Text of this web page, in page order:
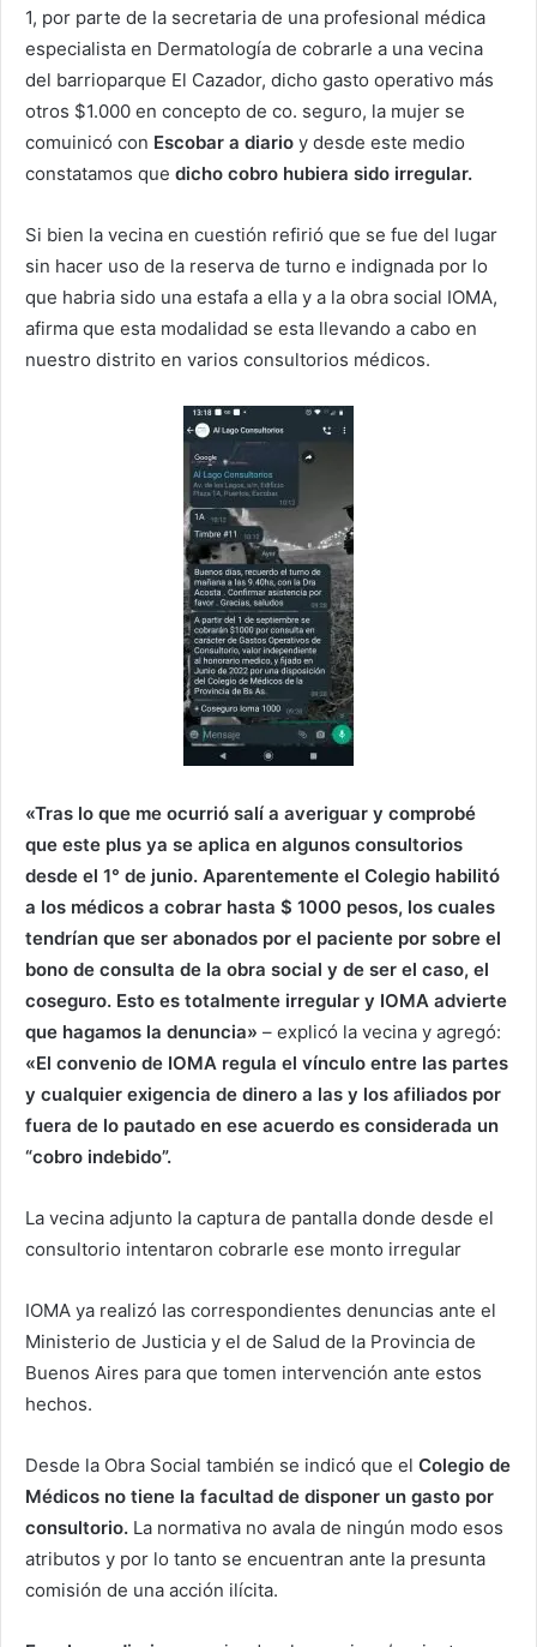
1, por parte de la secretaria de una profesional médica
especialista en Dermatología de cobrarle a una vecina
del barrioparque El Cazador, dicho gasto operativo más
otros $1.000 en concepto de co. seguro, la mujer se
comuinicó con Escobar a diario y desde este medio
constatamos que dicho cobro hubiera sido irregular.
Si bien la vecina en cuestión refirió que se fue del lugar
sin hacer uso de la reserva de turno e indignada por lo
que habria sido una estafa a ella y a la obra social IOMA,
afirma que esta modalidad se esta llevando a cabo en
nuestro distrito en varios consultorios médicos.
«Tras lo que me ocurrió salí a averiguar y comprobé
que este plus ya se aplica en algunos consultorios
desde el 1° de junio. Aparentemente el Colegio habilitó
a los médicos a cobrar hasta $ 1000 pesos, los cuales
tendrían que ser abonados por el paciente por sobre el
bono de consulta de la obra social y de ser el caso, el
coseguro. Esto es totalmente irregular y IOMA advierte
que hagamos la denuncia» – explicó la vecina y agregó:
«El convenio de IOMA regula el vínculo entre las partes
y cualquier exigencia de dinero a las y los afiliados por
fuera de lo pautado en ese acuerdo es considerada un
“cobro indebido”.
La vecina adjunto la captura de pantalla donde desde el
consultorio intentaron cobrarle ese monto irregular
IOMA ya realizó las correspondientes denuncias ante el
Ministerio de Justicia y el de Salud de la Provincia de
Buenos Aires para que tomen intervención ante estos
hechos.
Desde la Obra Social también se indicó que el Colegio de
Médicos no tiene la facultad de disponer un gasto por
consultorio. La normativa no avala de ningún modo esos
atributos y por lo tanto se encuentran ante la presunta
comisión de una acción ilícita.